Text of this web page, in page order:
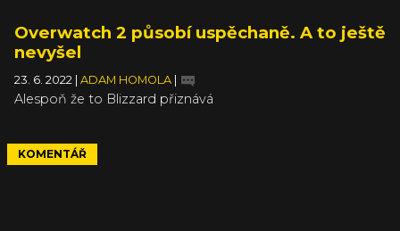
Overwatch 2 působí uspěchaně. A to ještě
nevyšel
23. 6. 2022 ADAM HOMOLA
Alespoň že to Blizzard přiznává
KOMENTÁŘ